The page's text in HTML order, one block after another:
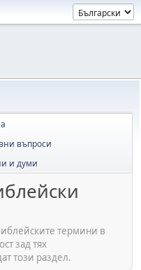
въпроси
и думи
термини в
зад тях
този раздел.